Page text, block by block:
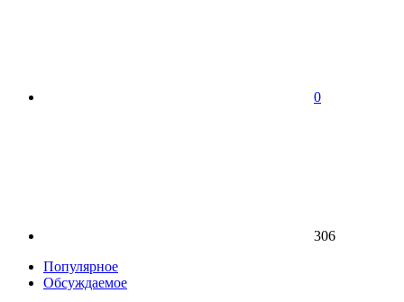
0
306
Популярное
Обсуждаемое